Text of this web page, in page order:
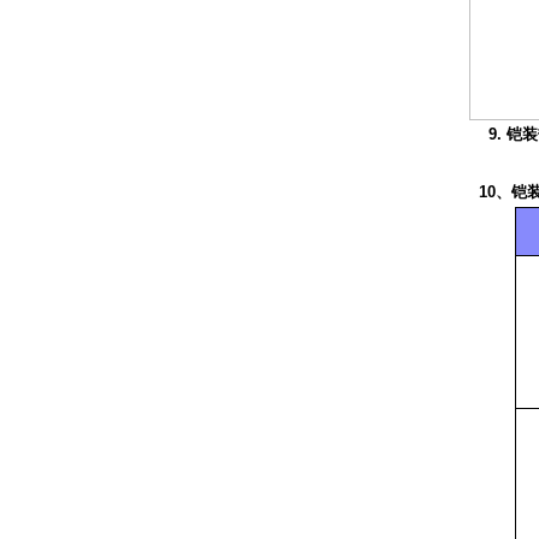
9. 铠
10、铠